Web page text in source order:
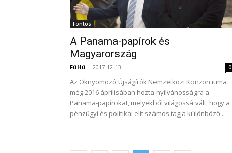
Fontos
A Panama-papírok és
Magyarország
FüHü - 2017-12-13 0
Az Oknyomozó Újságírók Nemzetközi Konzorciuma
még 2016 áprilisában hozta nyilvánosságra a
Panama-papírokat, melyekből világossá vált, hogy a
pénzügyi és politikai elit számos tagja különböző...